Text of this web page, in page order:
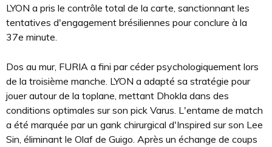
LYON a pris le contrôle total de la carte, sanctionnant les
tentatives d'engagement brésiliennes pour conclure à la
37e minute.
Dos au mur, FURIA a fini par céder psychologiquement lors
de la troisième manche. LYON a adapté sa stratégie pour
jouer autour de la toplane, mettant Dhokla dans des
conditions optimales sur son pick Varus. L'entame de match
a été marquée par un gank chirurgical d'Inspired sur son Lee
Sin, éliminant le Olaf de Guigo. Après un échange de coups